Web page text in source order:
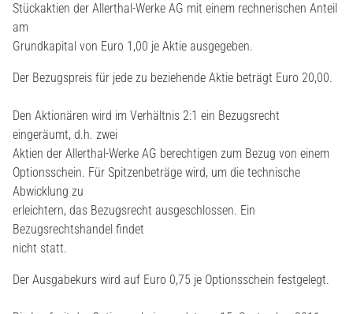
Stückaktien der Allerthal-Werke AG mit einem rechnerischen Anteil
am
Grundkapital von Euro 1,00 je Aktie ausgegeben.
Der Bezugspreis für jede zu beziehende Aktie beträgt Euro 20,00.
Den Aktionären wird im Verhältnis 2:1 ein Bezugsrecht
eingeräumt, d.h. zwei
Aktien der Allerthal-Werke AG berechtigen zum Bezug von einem
Optionsschein. Für Spitzenbeträge wird, um die technische
Abwicklung zu
erleichtern, das Bezugsrecht ausgeschlossen. Ein
Bezugsrechtshandel findet
nicht statt.
Der Ausgabekurs wird auf Euro 0,75 je Optionsschein festgelegt.